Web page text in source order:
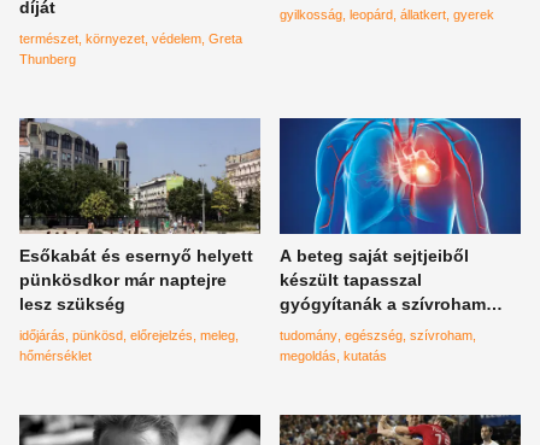
díját
természet környezet védelem Greta
Thunberg
gyilkosság leopárd állatkert gyerek
Esőkabát és esernyő helyett
pünkösdkor már naptejre
lesz szükség
időjárás pünkösd előrejelzés meleg
hőmérséklet
A beteg saját sejtjeiből
készült tapasszal
gyógyítanák a szívroham
okozta károsodást
tudomány egészség szívroham
megoldás kutatás